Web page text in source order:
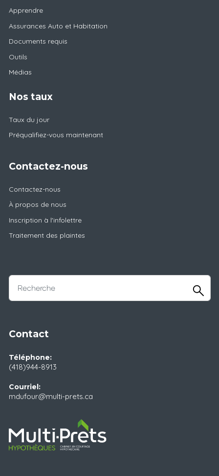
Apprendre
Assurances Auto et Habitation
Documents requis
Outils
Médias
Nos taux
Taux du jour
Préqualifiez-vous maintenant
Contactez-nous
Contactez-nous
À propos de nous
Inscription à l'infolettre
Traitement des plaintes
Contact
Téléphone:
(418)944-8913
Courriel:
mdufour@multi-prets.ca